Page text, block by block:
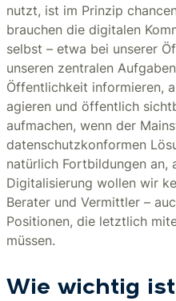
nutzt, ist im Prinzip
brauchen die digitalen
selbst – etwa bei unserer
unseren zentralen
Öffentlichkeit informieren,
agieren und öffentlich
aufmachen, wenn der
datenschutzkonformen
natürlich Fortbildungen an,
Digitalisierung wollen wir
Berater und Vermittler –
Positionen, die letztlich
müssen.
Wie wichtig